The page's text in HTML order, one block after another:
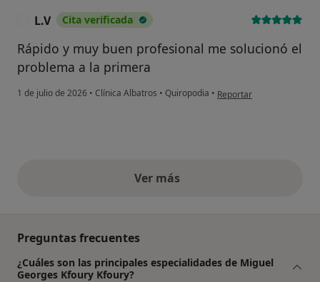
L.V Cita verificada
Rápido y muy buen profesional me solucionó el
problema a la primera
1 de julio de 2026 • Clínica Albatros • Quiropodia • en opinión del usuario L.V
Reportar
Ver másopiniones anteriores
Preguntas frecuentes
¿Cuáles son las principales especialidades de Miguel
Georges Kfoury Kfoury?